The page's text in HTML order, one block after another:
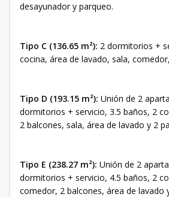
desayunador y parqueo.
Tipo C (136.65 m²): 2 dormitorios +
cocina, área de lavado, sala,
Tipo D (193.15 m²): Unión de 2
dormitorios + servicio, 3.5 baños, 2
2 balcones, sala, área de lavado y 2
Tipo E (238.27 m²): Unión de 2
dormitorios + servicio, 4.5 baños, 2
comedor, 2 balcones, área de lavado